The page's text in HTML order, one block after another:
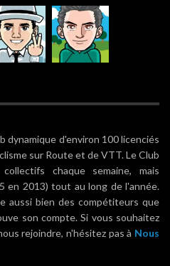
dynamique d'environ 100 licenciés
sur Route et de VTT. Le Club
chaque semaine, mais
en 2013) tout au long de l'année.
aussi bien des compétiteurs que
son compte. Si vous souhaitez
rejoindre, n'hésitez pas à Nous